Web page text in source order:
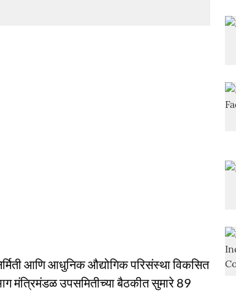
आणि आधुनिक औद्योगिक परिसंस्था विकसित
मंत्रिमंडळ उपसमितीच्या बैठकीत सुमारे 89